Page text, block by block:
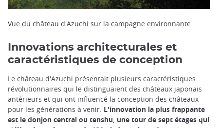
Vue du château d'Azuchi sur la campagne environnante
Innovations architecturales et
caractéristiques de conception
Le château d'Azuchi présentait plusieurs caractéristiques
révolutionnaires qui le distinguaient des châteaux japonais
antérieurs et qui ont influencé la conception des châteaux
pour les générations à venir. L'innovation la plus frappante
est le donjon central ou tenshu, une tour de sept étages qui